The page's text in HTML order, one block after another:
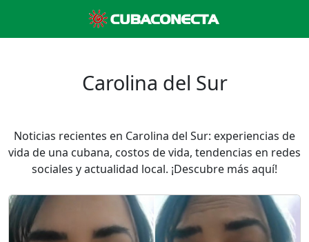
Carolina del Sur
Noticias recientes en Carolina del Sur: experiencias de
vida de una cubana, costos de vida, tendencias en redes
sociales y actualidad local. ¡Descubre más aquí!